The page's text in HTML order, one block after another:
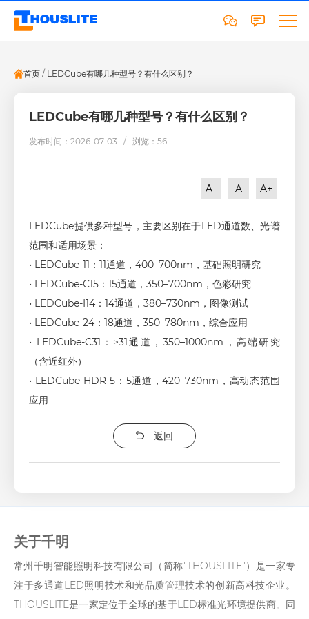
首页 / LEDCube有哪几种型号？有什么区别？
LEDCube有哪几种型号？有什么区别？
发布时间：2026-07-03 /浏览：56
A- A A+
LEDCube提供多种型号，主要区别在于LED通道数、光谱
范围和适用场景：
• LEDCube-11：11通道，400–700nm，基础照明研究
• LEDCube-C15：15通道，350–700nm，色彩研究
• LEDCube-I14：14通道，380–730nm，图像测试
• LEDCube-24：18通道，350–780nm，综合应用
• LEDCube-C31：>31通道，350–1000nm，高端研究
（含近红外）
• LEDCube-HDR-5：5通道，420–730nm，高动态范围
应用
返回
关于千明
常州千明智能照明科技有限公司（简称"THOUSLITE"）是一家专
注于多通道LED照明技术和光品质管理技术的创新高科技企业。
THOUSLITE是一家定位于全球的基于LED标准光环境提供商。同